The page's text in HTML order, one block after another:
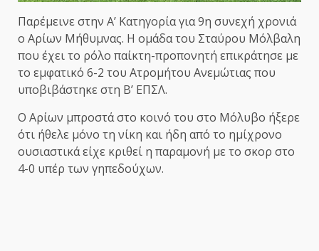
Παρέμεινε στην Α’ Κατηγορία για 9η συνεχή χρονιά
ο Αρίων Μήθυμνας. Η ομάδα του Σταύρου Μόλβαλη
που έχει το ρόλο παίκτη-προπονητή επικράτησε με
το εμφατικό 6-2 του Ατρομήτου Ανεμώτιας που
υποβιβάστηκε στη Β’ ΕΠΣΛ.
Ο Αρίων μπροστά στο κοινό του στο Μόλυβο ήξερε
ότι ήθελε μόνο τη νίκη και ήδη από το ημίχρονο
ουσιαστικά είχε κριθεί η παραμονή με το σκορ στο
4-0 υπέρ των γηπεδούχων.